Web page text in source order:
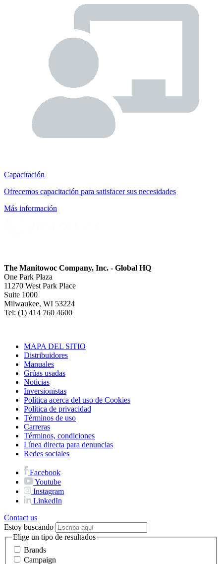
Capacitación
Ofrecemos capacitación para satisfacer sus necesidades
Más información
The Manitowoc Company, Inc. - Global HQ
One Park Plaza
11270 West Park Place
Suite 1000
Milwaukee, WI 53224
Tel: (1) 414 760 4600
MAPA DEL SITIO
Distribuidores
Manuales
Grúas usadas
Noticias
Inversionistas
Política acerca del uso de Cookies
Política de privacidad
Términos de uso
Carreras
Términos, condiciones
Línea directa para denuncias
Redes sociales
Facebook
Youtube
Instagram
LinkedIn
Contact us
Estoy buscando
Elige un tipo de resultados
Brands
Campaign